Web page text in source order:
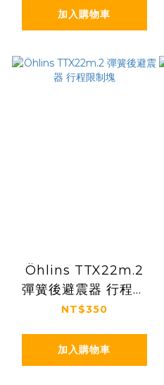
加入購物車
Öhlins TTX22m.2
彈簧後避震器 行程限
制塊
NT$350
加入購物車